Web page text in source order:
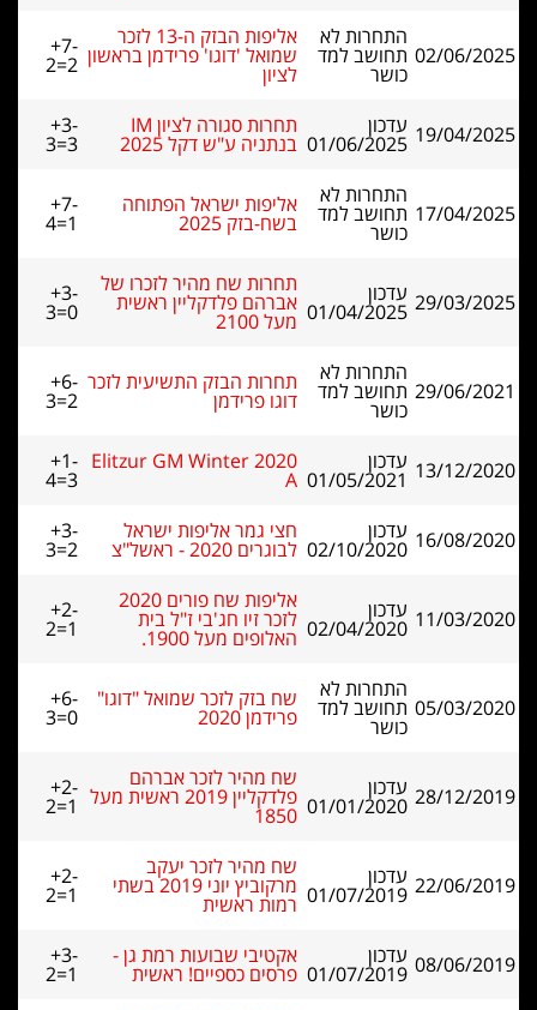
02/06/2025
התחרות לא
תחושב למד
כושר
אליפות הבזק ה-13 לזכר
שמואל 'דוגו' פרידמן בראשון
לציון
+7-
2=2
19/04/2025 עדכון
01/06/2025
תחרות סגורה לציון IM
בנתניה ע"ש דקל 2025
+3-
3=3
17/04/2025
התחרות לא
תחושב למד
כושר
אליפות ישראל הפתוחה
בשח-בזק 2025
+7-
4=1
29/03/2025 עדכון
01/04/2025
תחרות שח מהיר לזכרו של
אברהם פלדקליין ראשית
מעל 2100
+3-
3=0
29/06/2021
התחרות לא
תחושב למד
כושר
תחרות הבזק התשיעית לזכר
דוגו פרידמן
+6-
3=2
13/12/2020 עדכון
01/05/2021
Elitzur GM Winter 2020
A
+1-
4=3
16/08/2020 עדכון
02/10/2020
חצי גמר אליפות ישראל
לבוגרים 2020 - ראשל"צ
+3-
3=2
11/03/2020 עדכון
02/04/2020
אליפות שח פורים 2020
לזכר זיו חג'בי ז"ל בית
האלופים מעל 1900.
+2-
2=1
05/03/2020
התחרות לא
תחושב למד
כושר
שח בזק לזכר שמואל "דוגו"
פרידמן 2020
+6-
3=0
28/12/2019 עדכון
01/01/2020
שח מהיר לזכר אברהם
פלדקליין 2019 ראשית מעל
1850
+2-
2=1
22/06/2019 עדכון
01/07/2019
שח מהיר לזכר יעקב
מרקוביץ יוני 2019 בשתי
רמות ראשית
+2-
2=1
08/06/2019 עדכון
01/07/2019
אקטיבי שבועות רמת גן -
פרסים כספיים! ראשית
+3-
2=1